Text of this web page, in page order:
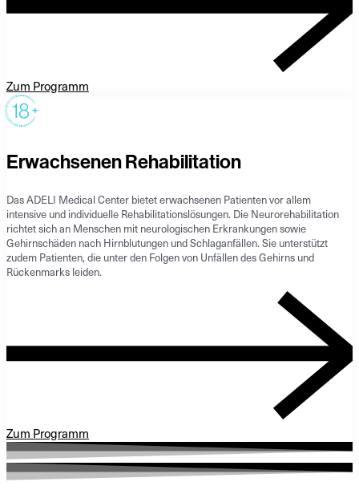
Zum Programm
Erwachsenen Rehabilitation
Das ADELI Medical Center bietet erwachsenen Patienten vor allem
intensive und individuelle Rehabilitationslösungen. Die Neurorehabilitation
richtet sich an Menschen mit neurologischen Erkrankungen sowie
Gehirnschäden nach Hirnblutungen und Schlaganfällen. Sie unterstützt
zudem Patienten, die unter den Folgen von Unfällen des Gehirns und
Rückenmarks leiden.
Zum Programm